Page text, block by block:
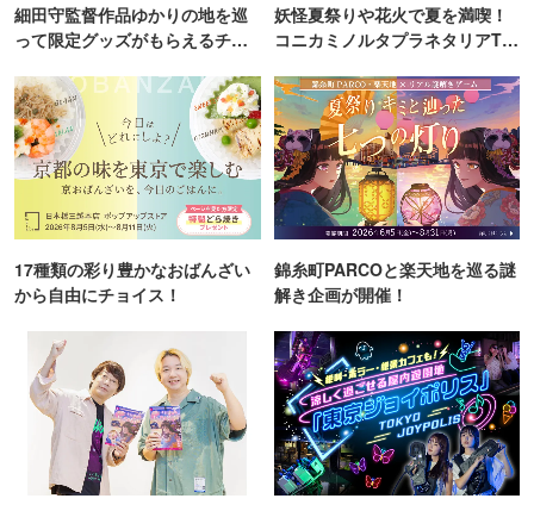
細田守監督作品ゆかりの地を巡
って限定グッズがもらえるチャ
妖怪夏祭りや花火で夏を満喫！
コニカミノルタプラネタリアTO
17種類の彩り豊かなおばんざい
から自由にチョイス！
錦糸町PARCOと楽天地を巡る謎
解き企画が開催！